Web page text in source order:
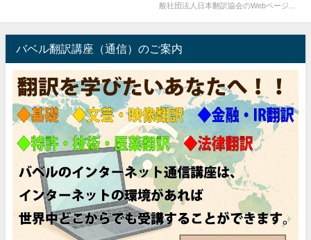
般社団法人日本翻訳協会のWebページ...
バベル翻訳講座（通信）のご案内